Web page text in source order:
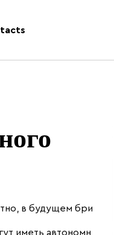
в будущем бри
иметь автономн